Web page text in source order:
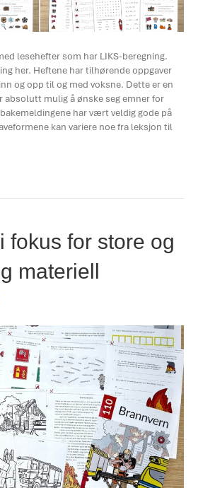
lesehefter som har LIKS-beregning.
her. Heftene har tilhørende oppgaver
og opp til og med voksne. Dette er en
absolutt mulig å ønske seg emner for
har vært veldig gode på
kan variere noe fra leksjon til
fokus for store og
materiell